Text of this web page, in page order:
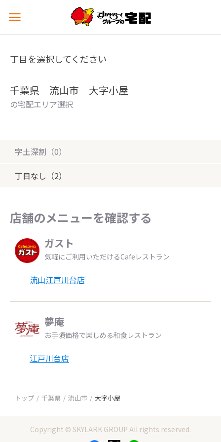
メ
ュ
を
丁目を選択してください
千葉県 流山市 大字小屋
の宅配エリア選択
字土深割（0）
丁目なし（2）
店舗のメニューを確認する
ガスト
気軽にご利用いただけるCafeレストラン
流山江戸川台店
夢庵
お手頃価格で楽しめる和食レストラン
江戸川台店
トップ 千葉県 流山市 大字小屋
Copyright © SKYLARK GROUP All rights reserved.